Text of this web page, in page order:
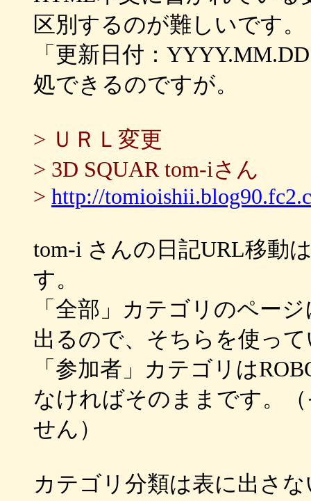
区別するのが難しいです。
「更新日付：
処できるのですが。
> ＵＲＬ変更
> 3D SQUAR tom-iさん
> http://
tom-i さんの日記URL移動
す。
「全部」カテゴリのペー
出るので、そちらを使っ
「参加者」カテゴリは
なければそのままです。
せん）
カテゴリ分類は表に出さ